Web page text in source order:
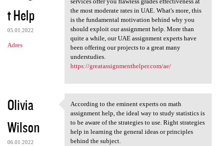
t Help
05.01.2022
Adres
the most moderate rates in UAE. What's more, this
is the fundamental motivation behind why you
should exploit our assignment help. More than
quite a while, our UAE assignment experts have
been offering our projects to a great many
understudies.
https://greatassignmenthelper.com/ae/
Olivia
Wilson
06.01.2022
According to the eminent
According to the eminent experts on math
assignment help, the ideal way to study statistics is
to be aware of the strategies to use. Right strategies
help in learning the general ideas or principles
behind the subject.